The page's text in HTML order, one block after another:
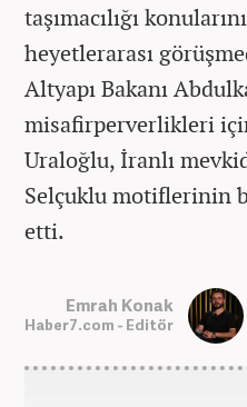
taşımacılığı
heyetlerarası
Altyapı Bakanı
misafirperverlikleri
Uraloğlu, İranlı
Selçuklu motiflerinin
etti.
Emrah Konak
Haber7.com - Editör